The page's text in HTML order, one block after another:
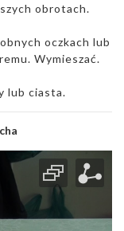
obrotach.
oczkach lub
Wymieszać.
lub ciasta.